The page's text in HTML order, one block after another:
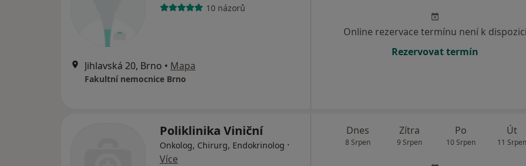
10 názorů
Jihlavská 20, Brno • Mapa
Fakultní nemocnice Brno
Online rezervace termínu není k dispozici
Rezervovat termín
Poliklinika Viniční
Onkolog, Chirurg, Endokrinolog ·
Více
Dnes
8 Srpen
Zítra
9 Srpen
Po
10 Srpen
Út
11 Srpen